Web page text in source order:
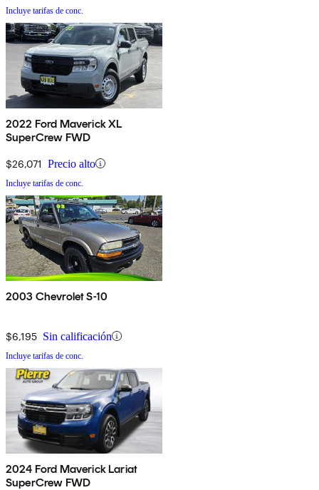
Incluye tarifas de conc.
2022 Ford Maverick XL
SuperCrew FWD
$26,071 Precio alto
Incluye tarifas de conc.
2003 Chevrolet S-10
$6,195 Sin calificación
Incluye tarifas de conc.
2024 Ford Maverick Lariat
SuperCrew FWD